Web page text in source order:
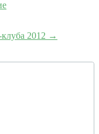
2012 →